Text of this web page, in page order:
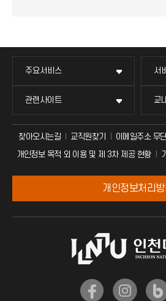
주요서비스 서
관련사이트 교
찾아오시는길 교직원찾기 이메일주소 무
개인정보 목적 외 이용 및 제 3차 제공 현황
개인정보처리방